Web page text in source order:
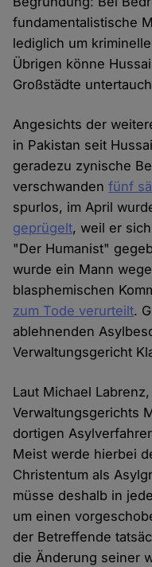
fundamentalistische
lediglich um
Übrigen könne
Großstädte
Angesichts der
in Pakistan seit
geradezu zynische
verschwandenfünf
spurlos, im April
geprügelt, weil er
"Der Humanist"
wurde ein Mann
blasphemischen
zum Tode verurteilt.
ablehnenden
Verwaltungsgericht
Laut Michael
Verwaltungsgerichts
dortigen
Meist werde hierbei
Christentum als
müsse deshalb in
um einen
der Betreffende
die Änderung seiner